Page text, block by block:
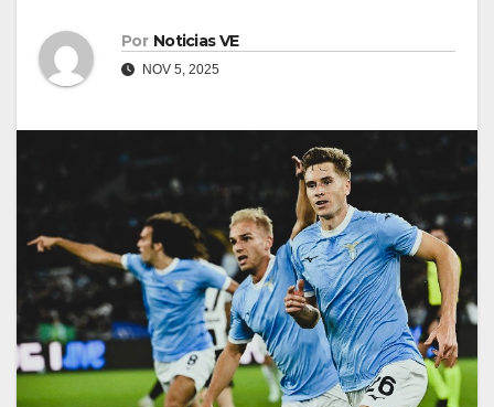
Por Noticias VE
NOV 5, 2025